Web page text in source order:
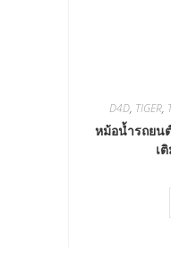
D4D, TIGER,
หม้อน้ำรถยนต์
เ